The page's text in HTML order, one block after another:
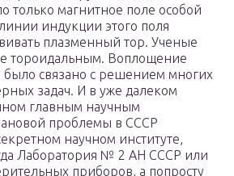
только магнитное поле особой
индукции этого поля
плазменный тор. Ученые
тороидальным. Воплощение
было связано с решением многих
задач. И в уже далеком
главным научным
проблемы в СССР
научном институте,
Лаборатория № 2 АН СССР или
приборов, а попросту